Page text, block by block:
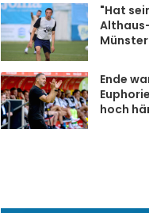
"Hat
Ende
hoch